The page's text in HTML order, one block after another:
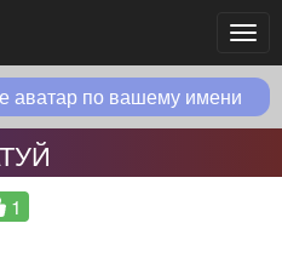
аватар по вашему имени
1